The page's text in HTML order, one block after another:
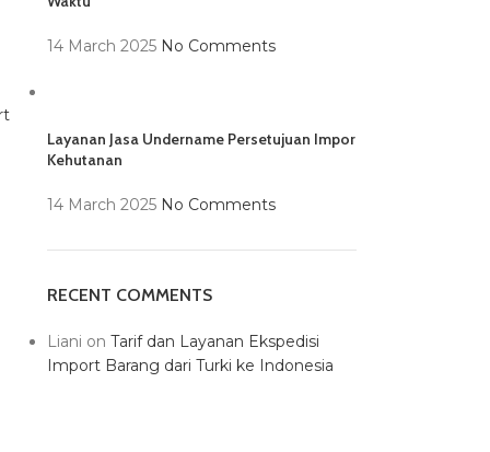
14 March 2025 No Comments
Layanan Jasa Undername Persetujuan Impor
Kehutanan
14 March 2025 No Comments
RECENT COMMENTS
Liani on Tarif dan Layanan Ekspedisi
Import Barang dari Turki ke Indonesia